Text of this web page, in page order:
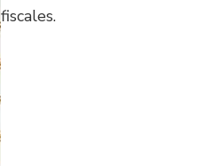
fiscales.